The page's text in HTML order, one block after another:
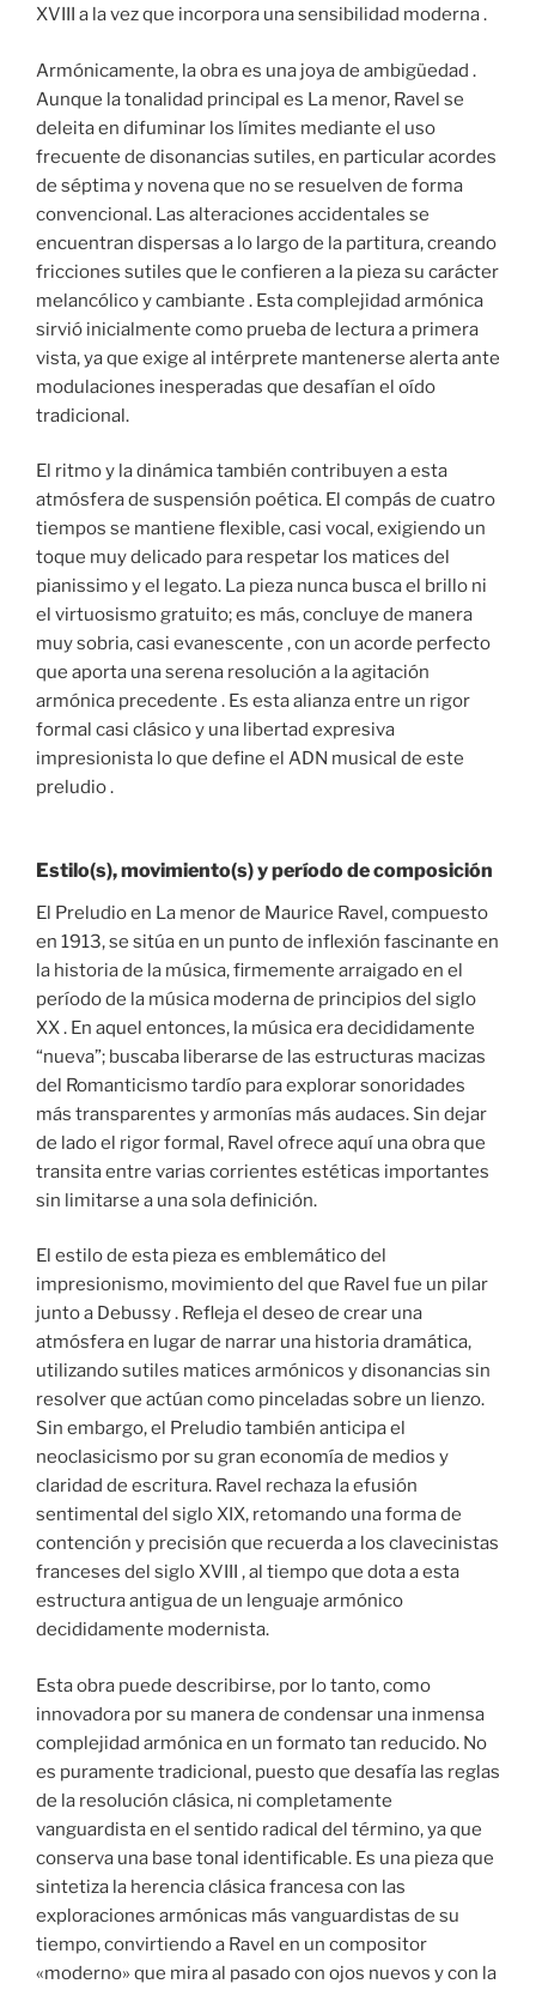
XVIII a la vez que incorpora una sensibilidad moderna .
Armónicamente, la obra es una joya de ambigüedad .
Aunque la tonalidad principal es La menor, Ravel se
deleita en difuminar los límites mediante el uso
frecuente de disonancias sutiles, en particular acordes
de séptima y novena que no se resuelven de forma
convencional. Las alteraciones accidentales se
encuentran dispersas a lo largo de la partitura, creando
fricciones sutiles que le confieren a la pieza su carácter
melancólico y cambiante . Esta complejidad armónica
sirvió inicialmente como prueba de lectura a primera
vista, ya que exige al intérprete mantenerse alerta ante
modulaciones inesperadas que desafían el oído
tradicional.
El ritmo y la dinámica también contribuyen a esta
atmósfera de suspensión poética. El compás de cuatro
tiempos se mantiene flexible, casi vocal, exigiendo un
toque muy delicado para respetar los matices del
pianissimo y el legato. La pieza nunca busca el brillo ni
el virtuosismo gratuito; es más, concluye de manera
muy sobria, casi evanescente , con un acorde perfecto
que aporta una serena resolución a la agitación
armónica precedente . Es esta alianza entre un rigor
formal casi clásico y una libertad expresiva
impresionista lo que define el ADN musical de este
preludio .
Estilo(s), movimiento(s) y período de composición
El Preludio en La menor de Maurice Ravel, compuesto
en 1913, se sitúa en un punto de inflexión fascinante en
la historia de la música, firmemente arraigado en el
período de la música moderna de principios del siglo
XX . En aquel entonces, la música era decididamente
“nueva”; buscaba liberarse de las estructuras macizas
del Romanticismo tardío para explorar sonoridades
más transparentes y armonías más audaces. Sin dejar
de lado el rigor formal, Ravel ofrece aquí una obra que
transita entre varias corrientes estéticas importantes
sin limitarse a una sola definición.
El estilo de esta pieza es emblemático del
impresionismo, movimiento del que Ravel fue un pilar
junto a Debussy . Refleja el deseo de crear una
atmósfera en lugar de narrar una historia dramática,
utilizando sutiles matices armónicos y disonancias sin
resolver que actúan como pinceladas sobre un lienzo.
Sin embargo, el Preludio también anticipa el
neoclasicismo por su gran economía de medios y
claridad de escritura. Ravel rechaza la efusión
sentimental del siglo XIX, retomando una forma de
contención y precisión que recuerda a los clavecinistas
franceses del siglo XVIII , al tiempo que dota a esta
estructura antigua de un lenguaje armónico
decididamente modernista.
Esta obra puede describirse, por lo tanto, como
innovadora por su manera de condensar una inmensa
complejidad armónica en un formato tan reducido. No
es puramente tradicional, puesto que desafía las reglas
de la resolución clásica, ni completamente
vanguardista en el sentido radical del término, ya que
conserva una base tonal identificable. Es una pieza que
sintetiza la herencia clásica francesa con las
exploraciones armónicas más vanguardistas de su
tiempo, convirtiendo a Ravel en un compositor
«moderno» que mira al pasado con ojos nuevos y con la